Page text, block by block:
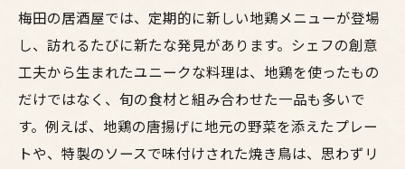
梅田の居酒屋では、定期的に新しい地鶏メニューが登場
し、訪れるたびに新たな発見があります。シェフの創意
工夫から生まれたユニークな料理は、地鶏を使ったもの
だけではなく、旬の食材と組み合わせた一品も多いで
す。例えば、地鶏の唐揚げに地元の野菜を添えたプレー
トや、特製のソースで味付けされた焼き鳥は、思わずリ